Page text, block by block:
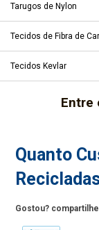
Tarugos de Nylon
Tecidos de Fibra de
Tecidos Kevlar
Entre
Quanto
Gostou?